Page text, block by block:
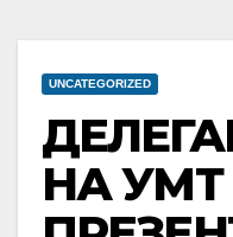
UNCATEGORIZED
НА УMТ